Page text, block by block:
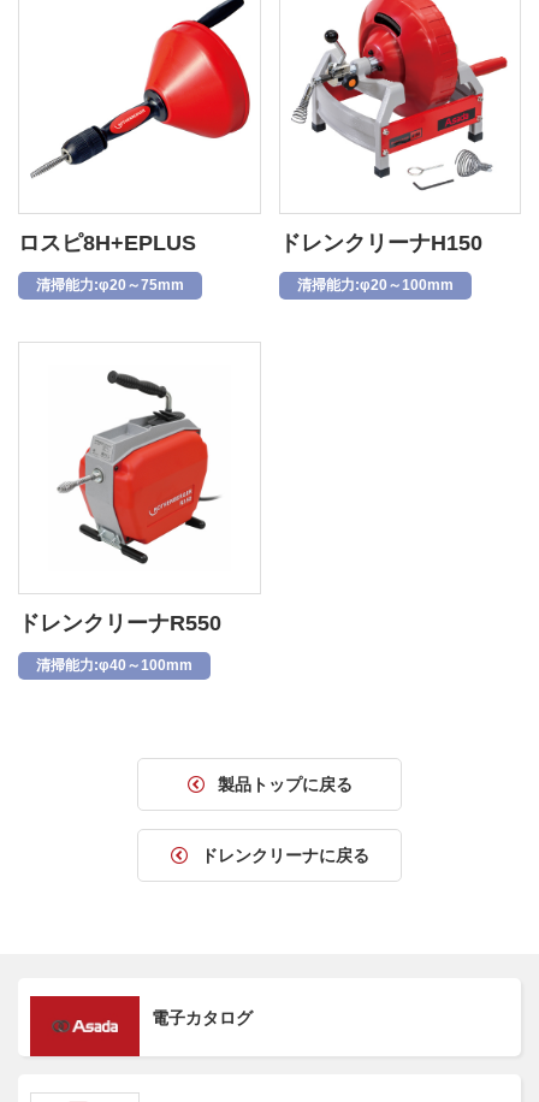
ロスピ8H+EPLUS
清掃能力:φ20～75mm
ドレンクリーナH150
清掃能力:φ20～100mm
ドレンクリーナR550
清掃能力:φ40～100mm
製品トップに戻る
ドレンクリーナに戻る
電子カタログ